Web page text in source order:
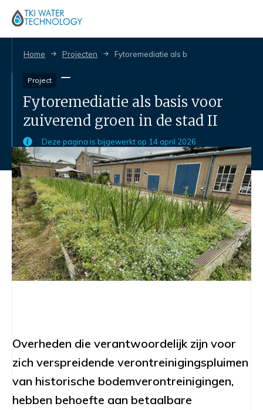
Home Projecten Fytoremediatie als basis voor zuiverend
Project
Fytoremediatie als basis voor
zuiverend groen in de stad II
Deze pagina is bijgewerkt op 14 april 2026
Overheden die verantwoordelijk zijn voor
zich verspreidende verontreinigingspluimen
van historische bodemverontreinigingen,
hebben behoefte aan betaalbare